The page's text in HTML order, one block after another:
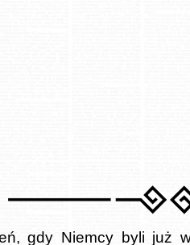
gdy Niemcy byli już